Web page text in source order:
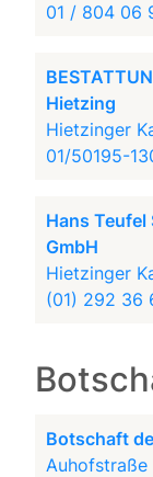
01 / 804 06
Hietzing
Hietzinger
01/50195-
Hans
GmbH
Hietzinger
(01) 292 36
Botschaft
Auhofstraße